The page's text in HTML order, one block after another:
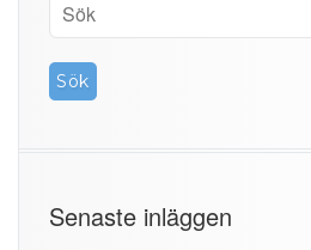
Senaste inläggen